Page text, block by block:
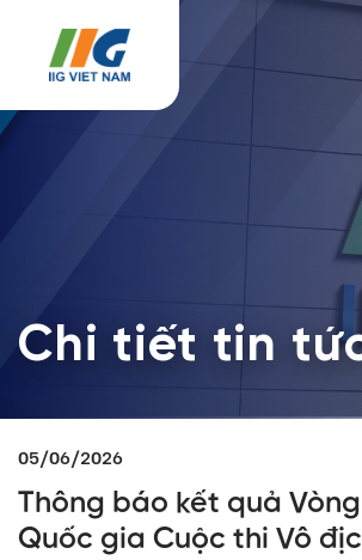
Chi tiết tin
05/06/2026
Thông báo kết quả
Quốc gia Cuộc thi Vô